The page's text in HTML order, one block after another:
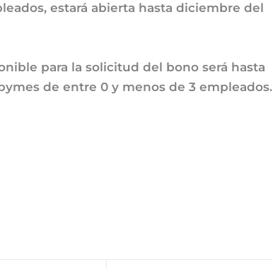
estará abierta hasta diciembre del
para la solicitud del bono será hasta
de entre 0 y menos de 3 empleados.